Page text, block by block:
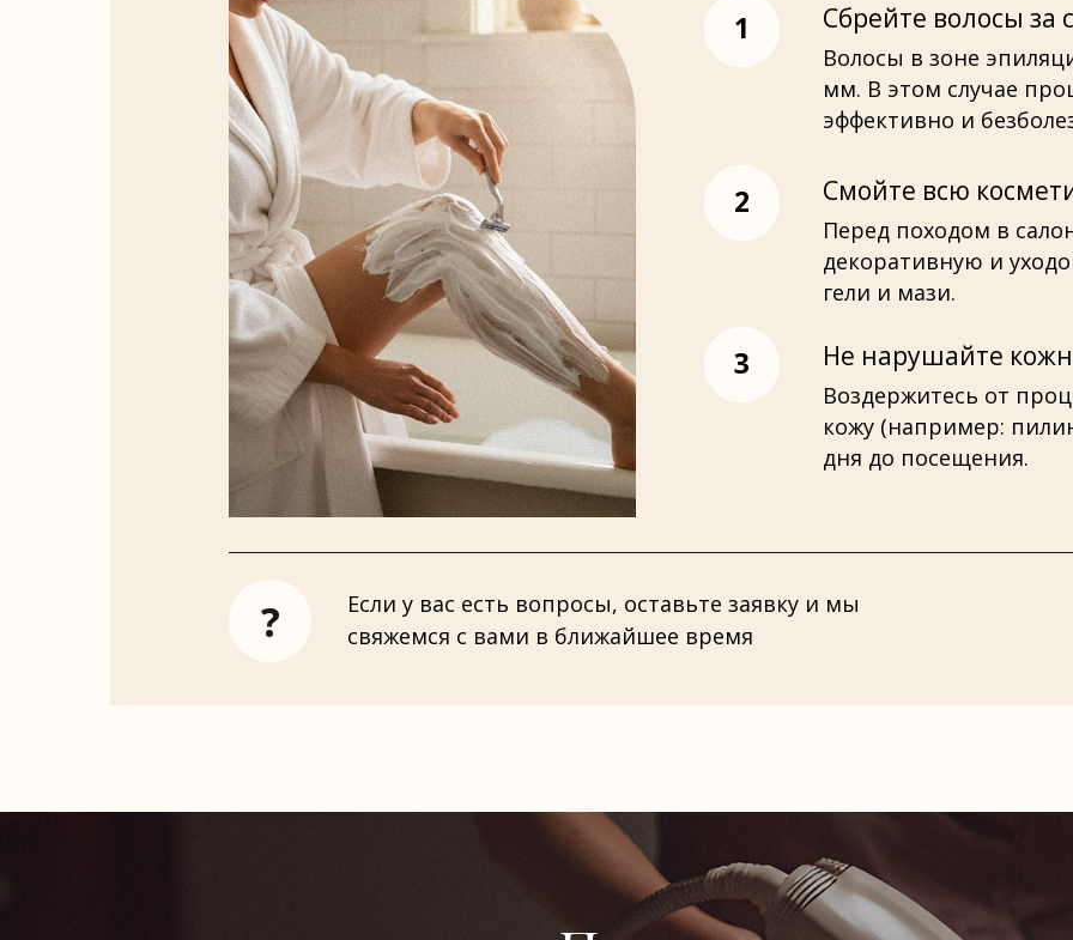
Если у вас есть вопросы, оставьте заявку и мы
свяжемся с вами в ближайшее время
Воздержитесь от
кожу (например:
дня до посещения.
Не нарушайте
Сбрейте волосы за
Волосы в зоне
мм. В этом случае
эффективно и
?
Смойте всю
Перед походом в
декоративную и
гели и мази.
3
2
1